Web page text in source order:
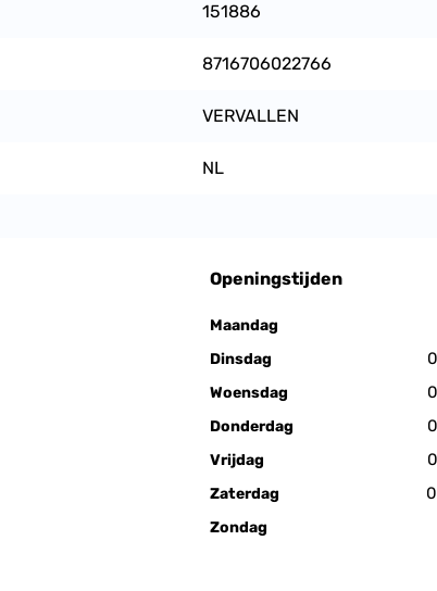
151886
8716706022766
VERVALLEN
NL
Openingstijden
Maandag
Dinsdag
Woensdag
Donderdag
Vrijdag
Zaterdag
Zondag